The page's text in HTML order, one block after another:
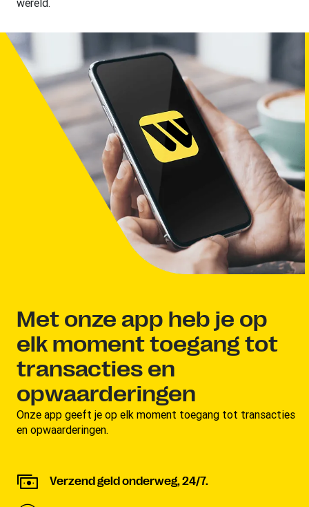
Met onze app heb je op
elk moment toegang tot
transacties en
opwaarderingen
Onze app geeft je op elk moment toegang tot transacties
en opwaarderingen.
Verzend geld onderweg, 24/7.